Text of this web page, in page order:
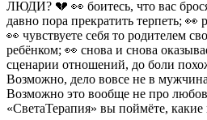
ЛЮДИ? 💔 👀 боитесь, что вас
давно пора прекратить терпеть; 👀
👀 чувствуете себя то родителем
ребёнком; 👀 снова и снова
сценарии отношений, до боли
Возможно, дело вовсе не в
Возможно это вообще не про
«СветаТерапия» вы поймёте,